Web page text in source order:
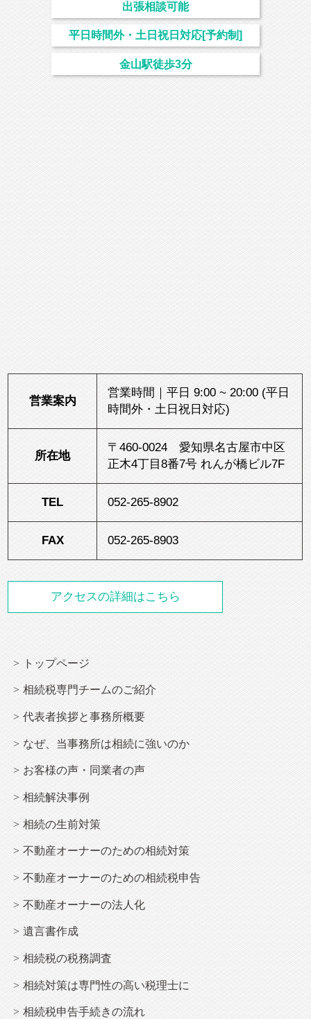
出張相談可能
平日時間外・土日祝日対応[予約制]
金山駅徒歩3分
営業案内
営業時間｜平日 9:00 ~ 20:00 (平日
時間外・土日祝日対応)
所在地
〒460-0024 愛知県名古屋市中区
正木4丁目8番7号 れんが橋ビル7F
TEL 052-265-8902
FAX 052-265-8903
アクセスの詳細はこちら
トップページ
相続税専門チームのご紹介
代表者挨拶と事務所概要
なぜ、当事務所は相続に強いのか
お客様の声・同業者の声
相続解決事例
相続の生前対策
不動産オーナーのための相続対策
不動産オーナーのための相続税申告
不動産オーナーの法人化
遺言書作成
相続税の税務調査
相続対策は専門性の高い税理士に
相続税申告手続きの流れ